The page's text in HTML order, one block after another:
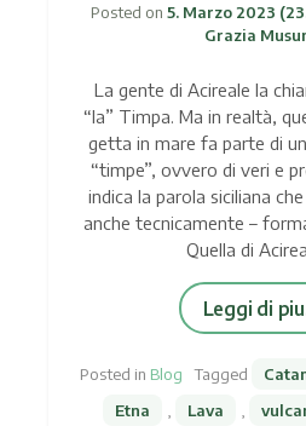
Posted on 5. Marzo 2023
Grazia
La gente di Acireale la
“la” Timpa. Ma in realtà,
getta in mare fa parte di
“timpe”, ovvero di veri e
indica la parola siciliana
anche tecnicamente –
Quella di
Leggi di
Posted in Blog Tagged
Etna
Lava